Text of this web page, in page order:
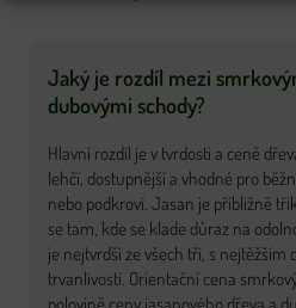
Jaký je rozdíl mezi
dubovými schody?
Hlavní rozdíl je v tvrdosti a ceně
lehčí, dostupnější a vhodné pro
nebo podkroví. Jasan je přibližně
se tam, kde se klade důraz na
je nejtvrdší ze všech tří, s nejtěžším
trvanlivostí. Orientační cena